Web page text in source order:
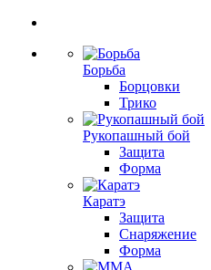
Борьба
Борцовки
Трико
Рукопашный бой
Защита
Форма
Каратэ
Защита
Снаряжение
Форма